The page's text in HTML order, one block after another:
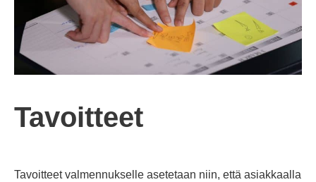
Tavoitteet
Tavoitteet val­men­nuk­selle ase­tetaan niin, että asiak­kaalla